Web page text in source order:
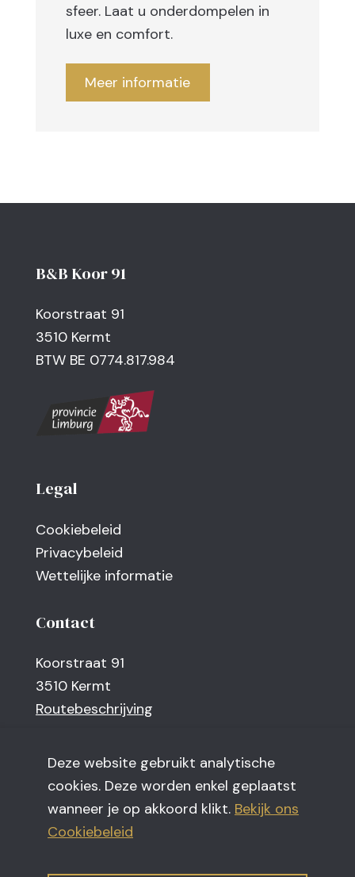
Deze website gebruikt analytische
cookies. Deze worden enkel geplaatst
wanneer je op akkoord klikt. Bekijk ons
Cookiebeleid
sfeer. Laat u onderdompelen in
luxe en comfort.
Meer informatie
B&B Koor 91
Koorstraat 91
3510 Kermt
BTW BE 0774.817.984
Legal
Cookiebeleid
Privacybeleid
Wettelijke informatie
Contact
Koorstraat 91
3510 Kermt
Routebeschrijving
Sitemap
Kamers & Faciliteiten
Omgeving